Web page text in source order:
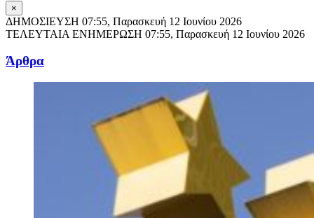
×
ΔΗΜΟΣΙΕΥΣΗ 07:55, Παρασκευή 12 Ιουνίου 2026
ΤΕΛΕΥΤΑΙΑ ΕΝΗΜΕΡΩΣΗ 07:55, Παρασκευή 12 Ιουνίου 2026
Άρθρα